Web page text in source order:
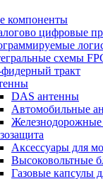
компоненты
цифровые
схемы
тракт
DAS антенны
Автомобильные
Аксессуары для
Высоковольтные
Газовые капсулы